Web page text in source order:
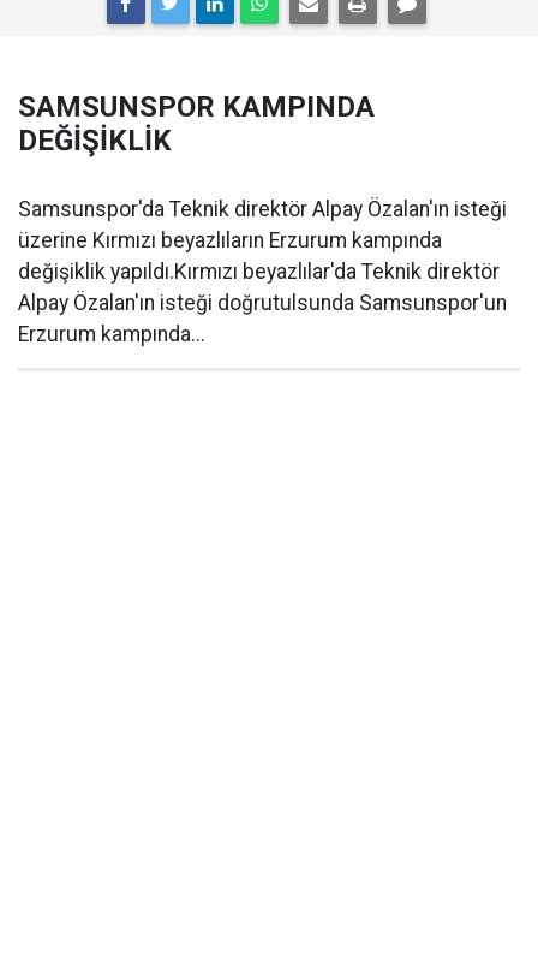
SAMSUNSPOR KAMPINDA
DEĞİŞİKLİK
Samsunspor'da Teknik direktör Alpay Özalan'ın isteği
üzerine Kırmızı beyazlıların Erzurum kampında
değişiklik yapıldı.Kırmızı beyazlılar'da Teknik direktör
Alpay Özalan'ın isteği doğrutulsunda Samsunspor'un
Erzurum kampında...